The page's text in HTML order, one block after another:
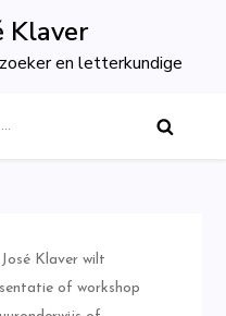
Klaver
en letterkundige
Klaver wilt
of workshop